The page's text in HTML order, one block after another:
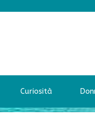
Curiosità